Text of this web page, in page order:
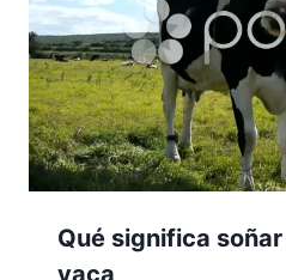
Qué significa
vaca